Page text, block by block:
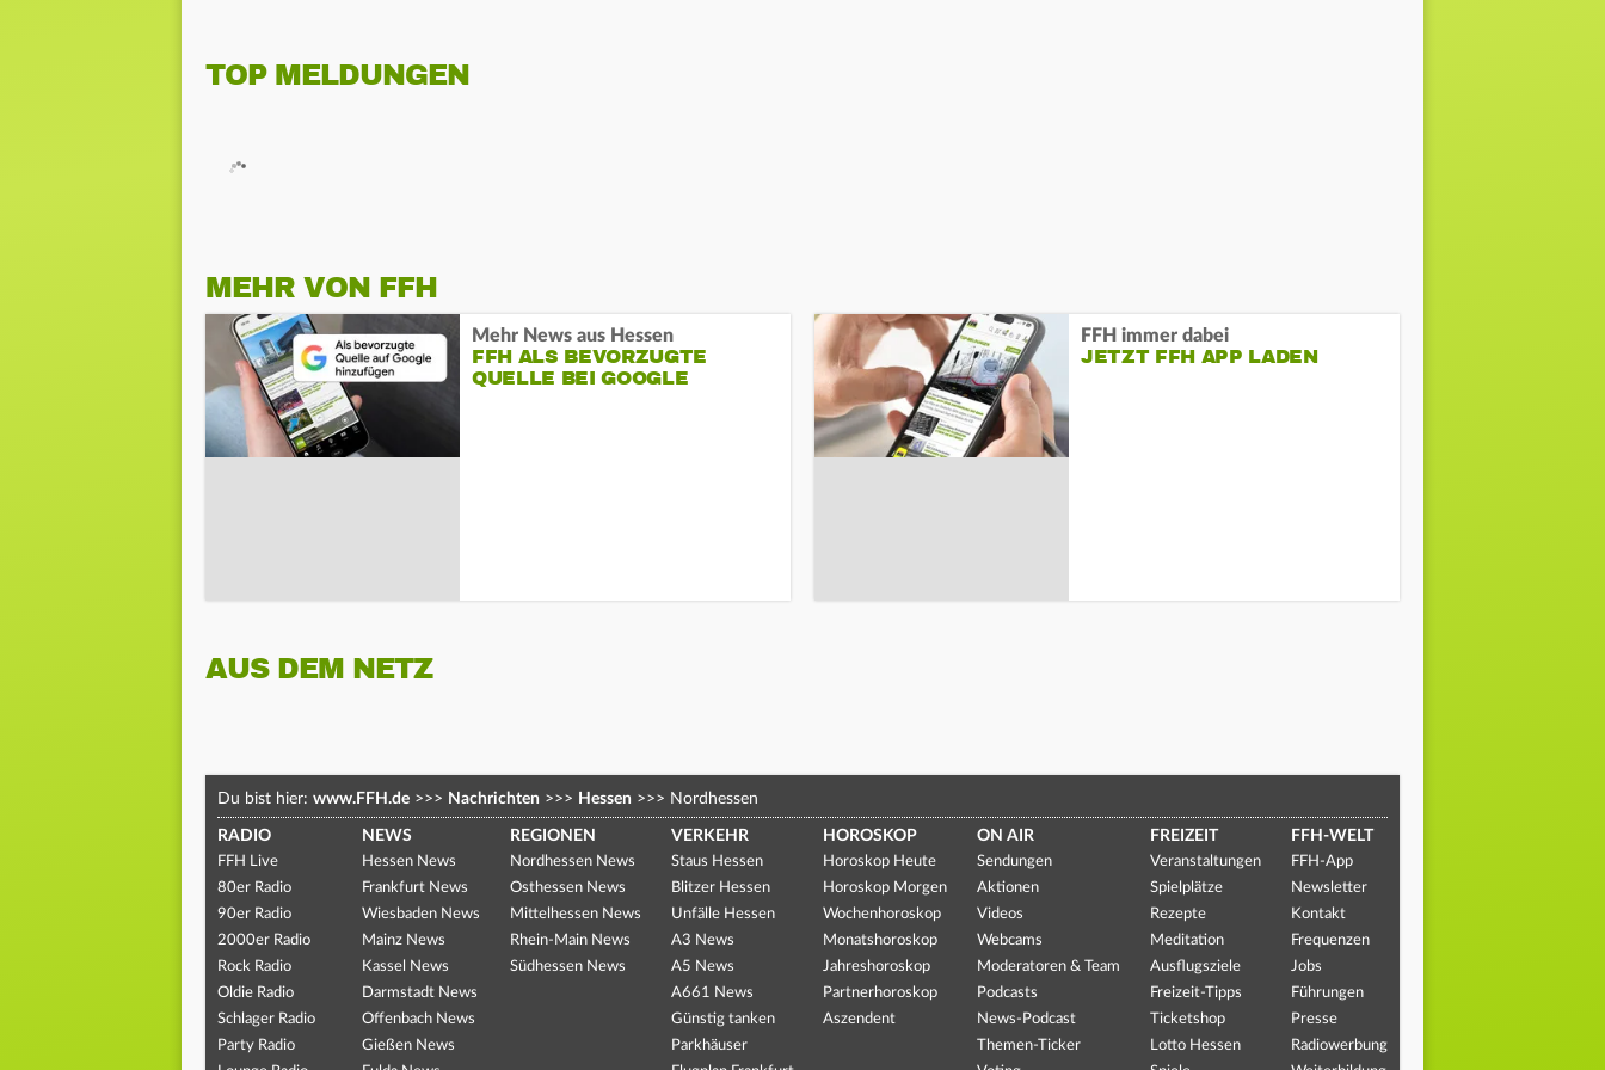
TOP MELDUNGEN
MEHR VON FFH
Mehr News aus Hessen
FFH ALS BEVORZUGTE
QUELLE BEI GOOGLE
FFH immer dabei
JETZT FFH APP LADEN
AUS DEM NETZ
Du bist hier: www.FFH.de >>> Nachrichten >>> Hessen >>> Nordhessen
RADIO
FFH Live
80er Radio
90er Radio
2000er Radio
Rock Radio
Oldie Radio
Schlager Radio
Party Radio
NEWS
Hessen News
Frankfurt News
Wiesbaden News
Mainz News
Kassel News
Darmstadt News
Offenbach News
Gießen News
REGIONEN
Nordhessen News
Osthessen News
Mittelhessen News
Rhein-Main News
Südhessen News
VERKEHR
Staus Hessen
Blitzer Hessen
Unfälle Hessen
A3 News
A5 News
A661 News
Günstig tanken
Parkhäuser
HOROSKOP
Horoskop Heute
Horoskop Morgen
Wochenhoroskop
Monatshoroskop
Jahreshoroskop
Partnerhoroskop
Aszendent
ON AIR
Sendungen
Aktionen
Videos
Webcams
Moderatoren & Team
Podcasts
News-Podcast
Themen-Ticker
FREIZEIT
Veranstaltungen
Spielplätze
Rezepte
Meditation
Ausflugsziele
Freizeit-Tipps
Ticketshop
Lotto Hessen
FFH-WELT
FFH-App
Newsletter
Kontakt
Frequenzen
Jobs
Führungen
Presse
Radiowerbung